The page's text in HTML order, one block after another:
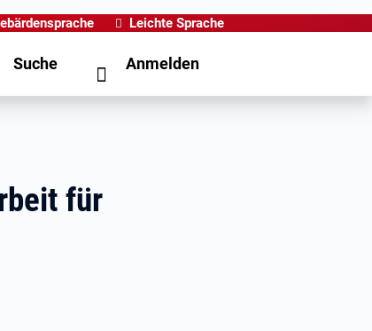
Leichte Sprache
Suche Anmelden
für